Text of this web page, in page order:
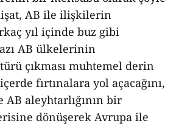
AB ile ilişkilerin
yıl içinde buz gibi
AB ülkelerinin
çıkması muhtemel derin
fırtınalara yol açacağını,
aleyhtarlığının bir
dönüşerek Avrupa ile